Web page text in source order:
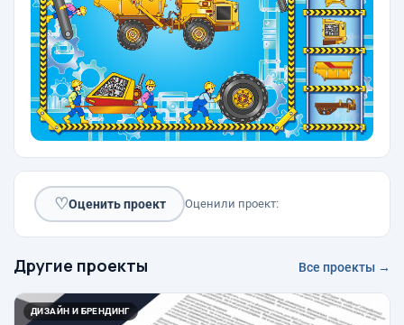
♡Оценить проект Оценили проект:
Другие проекты Все проекты →
ДИЗАЙН И БРЕНДИНГ